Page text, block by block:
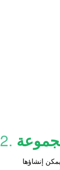
2.
إنشاؤها